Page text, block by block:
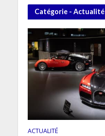
Catégorie - Actualité
ACTUALITÉ